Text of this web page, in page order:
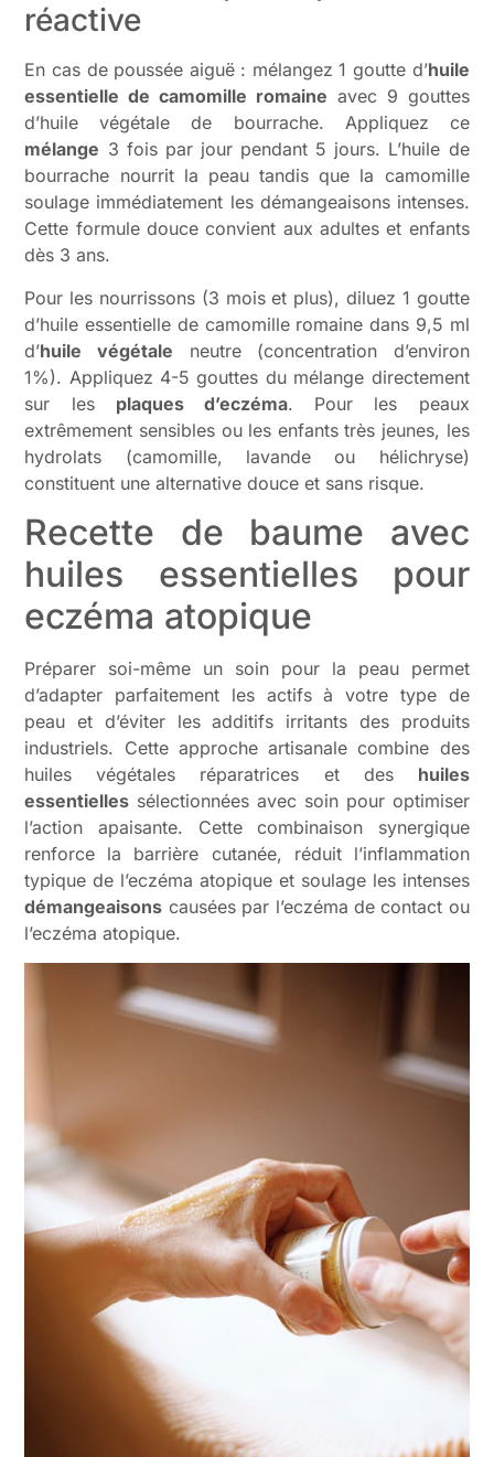
réactive
En cas de poussée aiguë : mélangez 1 goutte d’huile
essentielle de camomille romaine avec 9 gouttes
d’huile végétale de bourrache. Appliquez ce
mélange 3 fois par jour pendant 5 jours. L’huile de
bourrache nourrit la peau tandis que la camomille
soulage immédiatement les démangeaisons intenses.
Cette formule douce convient aux adultes et enfants
dès 3 ans.
Pour les nourrissons (3 mois et plus), diluez 1 goutte
d’huile essentielle de camomille romaine dans 9,5 ml
d’huile végétale neutre (concentration d’environ
1%). Appliquez 4-5 gouttes du mélange directement
sur les plaques d’eczéma. Pour les peaux
extrêmement sensibles ou les enfants très jeunes, les
hydrolats (camomille, lavande ou hélichryse)
constituent une alternative douce et sans risque.
Recette de baume avec
huiles essentielles pour
eczéma atopique
Préparer soi-même un soin pour la peau permet
d’adapter parfaitement les actifs à votre type de
peau et d’éviter les additifs irritants des produits
industriels. Cette approche artisanale combine des
huiles végétales réparatrices et des huiles
essentielles sélectionnées avec soin pour optimiser
l’action apaisante. Cette combinaison synergique
renforce la barrière cutanée, réduit l’inflammation
typique de l’eczéma atopique et soulage les intenses
démangeaisons causées par l’eczéma de contact ou
l’eczéma atopique.